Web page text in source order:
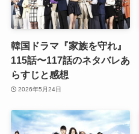
韓国ドラマ『家族を守れ』
115話〜117話のネタバレあ
らすじと感想
2026年5月24日